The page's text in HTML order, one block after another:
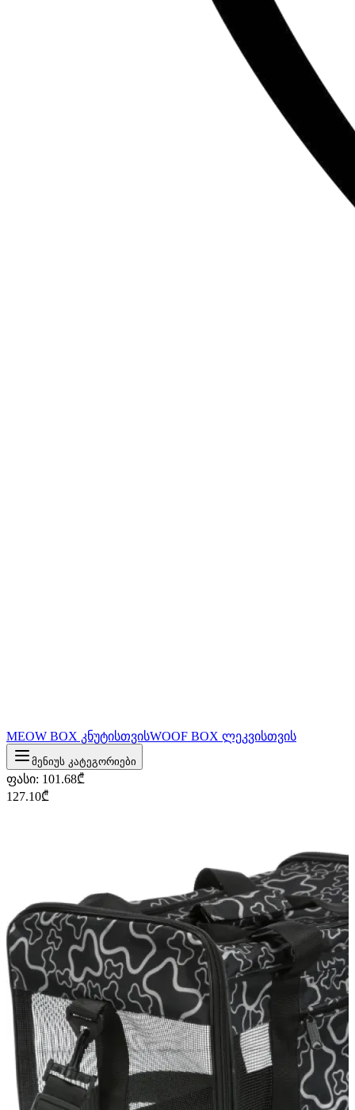
MEOW BOX კნუტისთვისWOOF BOX ლეკვისთვის
მენიუს კატეგორიები
ფასი: 101.68₾
127.10₾